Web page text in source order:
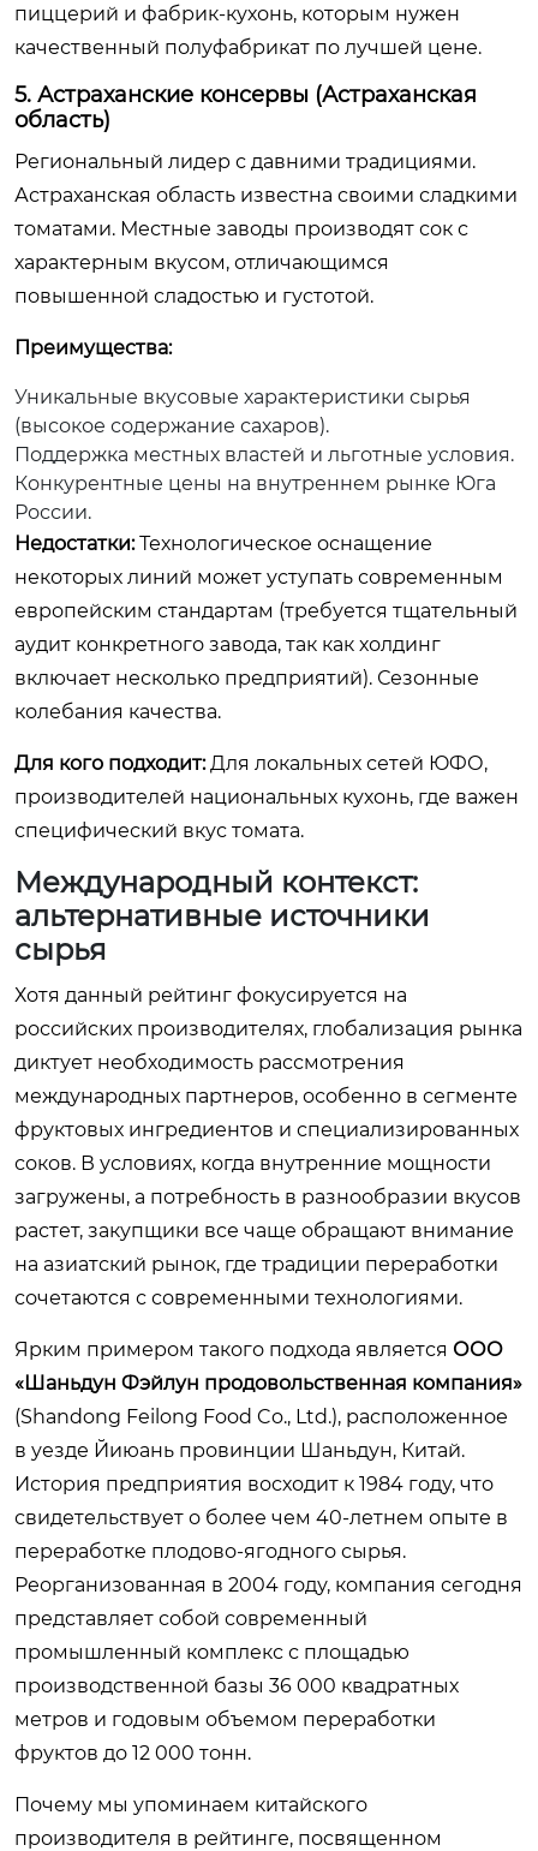
пиццерий и фабрик-кухонь, которым нужен
качественный полуфабрикат по лучшей цене.
5. Астраханские консервы (Астраханская
область)
Региональный лидер с давними традициями.
Астраханская область известна своими сладкими
томатами. Местные заводы производят сок с
характерным вкусом, отличающимся
повышенной сладостью и густотой.
Преимущества:
Уникальные вкусовые характеристики сырья
(высокое содержание сахаров).
Поддержка местных властей и льготные условия.
Конкурентные цены на внутреннем рынке Юга
России.
Недостатки:Технологическое оснащение
некоторых линий может уступать современным
европейским стандартам (требуется тщательный
аудит конкретного завода, так как холдинг
включает несколько предприятий). Сезонные
колебания качества.
Для кого подходит:Для локальных сетей ЮФО,
производителей национальных кухонь, где важен
специфический вкус томата.
Международный контекст:
альтернативные источники
сырья
Хотя данный рейтинг фокусируется на
российских производителях, глобализация рынка
диктует необходимость рассмотрения
международных партнеров, особенно в сегменте
фруктовых ингредиентов и специализированных
соков. В условиях, когда внутренние мощности
загружены, а потребность в разнообразии вкусов
растет, закупщики все чаще обращают внимание
на азиатский рынок, где традиции переработки
сочетаются с современными технологиями.
Ярким примером такого подхода является ООО
«Шаньдун Фэйлун продовольственная компания»
(Shandong Feilong Food Co., Ltd.), расположенное
в уезде Йиюань провинции Шаньдун, Китай.
История предприятия восходит к 1984 году, что
свидетельствует о более чем 40-летнем опыте в
переработке плодово-ягодного сырья.
Реорганизованная в 2004 году, компания сегодня
представляет собой современный
промышленный комплекс с площадью
производственной базы 36 000 квадратных
метров и годовым объемом переработки
фруктов до 12 000 тонн.
Почему мы упоминаем китайского
производителя в рейтинге, посвященном